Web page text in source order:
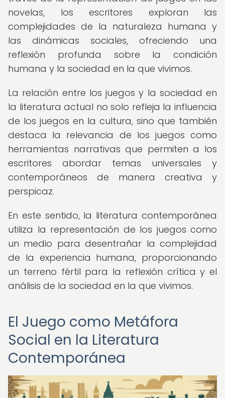
novelas, los escritores exploran las
complejidades de la naturaleza humana y
las dinámicas sociales, ofreciendo una
reflexión profunda sobre la condición
humana y la sociedad en la que vivimos.
La relación entre los juegos y la sociedad en
la literatura actual no solo refleja la influencia
de los juegos en la cultura, sino que también
destaca la relevancia de los juegos como
herramientas narrativas que permiten a los
escritores abordar temas universales y
contemporáneos de manera creativa y
perspicaz.
En este sentido, la literatura contemporánea
utiliza la representación de los juegos como
un medio para desentrañar la complejidad
de la experiencia humana, proporcionando
un terreno fértil para la reflexión crítica y el
análisis de la sociedad en la que vivimos.
El Juego como Metáfora
Social en la Literatura
Contemporánea